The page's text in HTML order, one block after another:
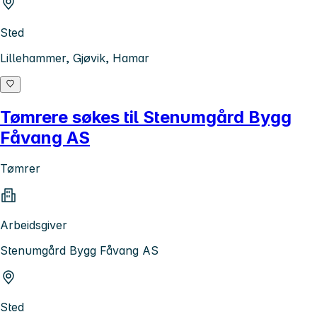
Sted
Lillehammer, Gjøvik, Hamar
Tømrere søkes til Stenumgård Bygg
Fåvang AS
Tømrer
Arbeidsgiver
Stenumgård Bygg Fåvang AS
Sted